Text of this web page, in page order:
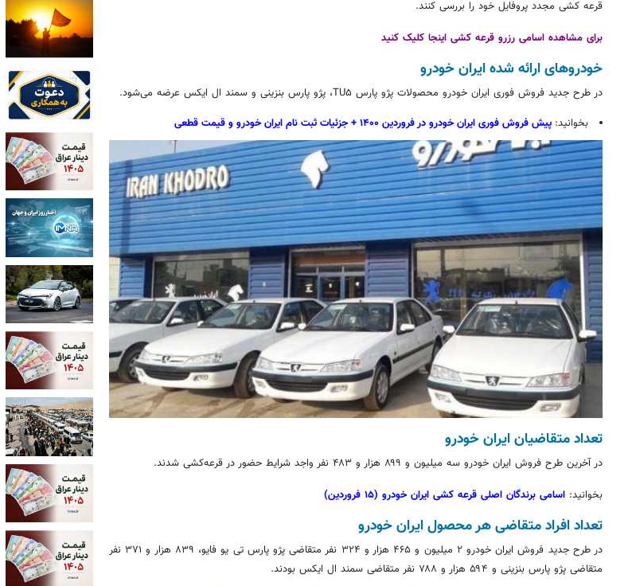
قرعه کشی مجدد پروفایل خود را بررسی کنند.
برای مشاهده اسامی رزرو قرعه کشی اینجا کلیک کنید
خودروهایارائه شده ایران خودرو
در طرح جدید فروش فوری ایران خودرو محصولات پژو پارس TU۵، پژو پارس بنزینی و سمند ال ایکس عرضه می‌شود.
بخوانید: پیش فروش فوری ایران خودرو در فروردین ۱۴۰۰ + جزئیات ثبت نامایران خودرو و قیمت قطعی
تعداد متقاضیان ایران خودرو
در آخرین طرح فروش ایران خودرو سه میلیون و ۸۹۹ هزار و ۴۸۳ نفر واجد شرایط حضور در قرعه‌کشی شدند.
بخوانید: اسامی برندگان اصلی قرعه کشی ایران خودرو (۱۵ فروردین)
تعداد افراد متقاضی هر محصول ایران خودرو
در طرح جدید فروش ایران خودرو ۲ میلیون و ۴۶۵ هزار و ۳۲۴ نفر متقاضی پژو پارس تی یو فایو
، ۸۳۹ هزار و ۳۷۱ نفر
متقاضی پژو پارس بنزینی و ۵۹۴ هزار و ۷۸۸ نفر متقاضی سمند
ال ایکس بودند.